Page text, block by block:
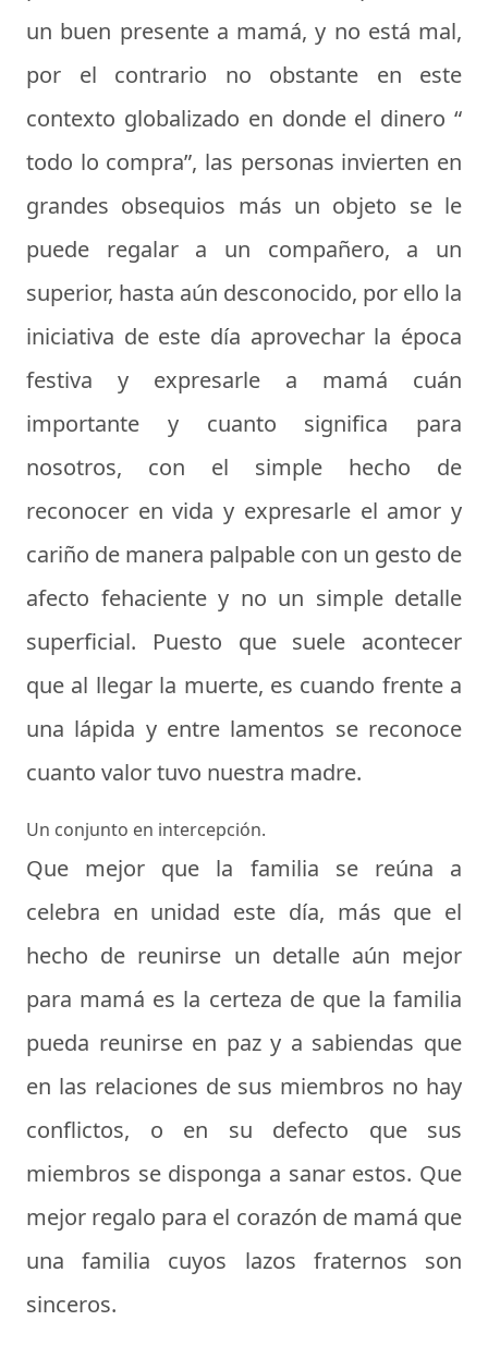
un buen presente a mamá, y no está mal,
por el contrario no obstante en este
contexto globalizado en donde el dinero “
todo lo compra”, las personas invierten en
grandes obsequios más un objeto se le
puede regalar a un compañero, a un
superior, hasta aún desconocido, por ello la
iniciativa de este día aprovechar la época
festiva y expresarle a mamá cuán
importante y cuanto significa para
nosotros, con el simple hecho de
reconocer en vida y expresarle el amor y
cariño de manera palpable con un gesto de
afecto fehaciente y no un simple detalle
superficial. Puesto que suele acontecer
que al llegar la muerte, es cuando frente a
una lápida y entre lamentos se reconoce
cuanto valor tuvo nuestra madre.
Un conjunto en intercepción.
Que mejor que la familia se reúna a
celebra en unidad este día, más que el
hecho de reunirse un detalle aún mejor
para mamá es la certeza de que la familia
pueda reunirse en paz y a sabiendas que
en las relaciones de sus miembros no hay
conflictos, o en su defecto que sus
miembros se disponga a sanar estos. Que
mejor regalo para el corazón de mamá que
una familia cuyos lazos fraternos son
sinceros.